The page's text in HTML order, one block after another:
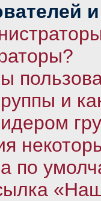
и
по